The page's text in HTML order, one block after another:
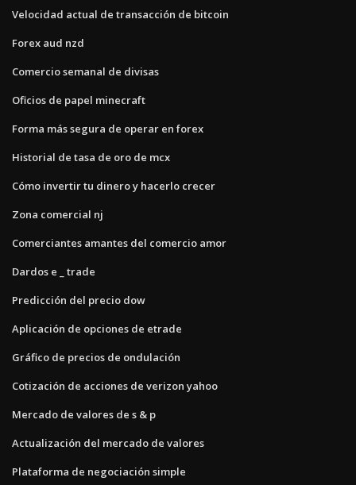
Velocidad actual de transacción de bitcoin
Forex aud nzd
Comercio semanal de divisas
Oficios de papel minecraft
Forma más segura de operar en forex
Historial de tasa de oro de mcx
Cómo invertir tu dinero y hacerlo crecer
Zona comercial nj
Comerciantes amantes del comercio amor
Dardos e _ trade
Predicción del precio dow
Aplicación de opciones de etrade
Gráfico de precios de ondulación
Cotización de acciones de verizon yahoo
Mercado de valores de s & p
Actualización del mercado de valores
Plataforma de negociación simple